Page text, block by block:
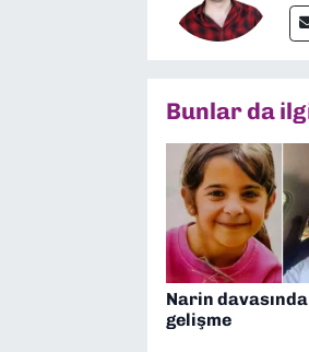
Bunlar da
Narin
gelişme